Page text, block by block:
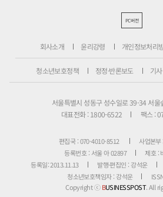
PC버전
회사소개 윤리강령 개인정보처리
청소년보호정책 정정·반론보도 기
서울특별시 성동구 성수일로 39-34 서
대표전화 : 1800-6522
팩스 :
편집국 : 070-4010-8512
사업본
등록번호 : 서울 아 02897
제호 :
등록일: 2013.11.13
발행·편집인 : 강석운
청소년보호책임자 : 강석운
Copyright ⓒBUSINESSPOST. All